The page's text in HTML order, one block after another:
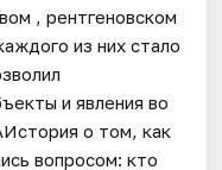
, рентгеновском
из них стало
и явления во
о том, как
вопросом: кто